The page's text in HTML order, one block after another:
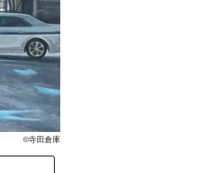
©寺田倉庫